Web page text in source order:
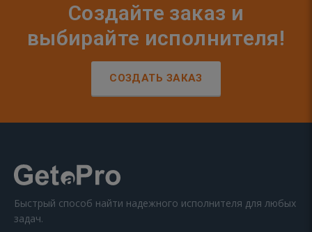
Создайте заказ и
выбирайте исполнителя!
СОЗДАТЬ ЗАКАЗ
Быстрый способ найти надежного исполнителя для любых
задач.